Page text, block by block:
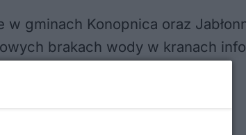
gminach Konopnica oraz
brakach wody w kranach